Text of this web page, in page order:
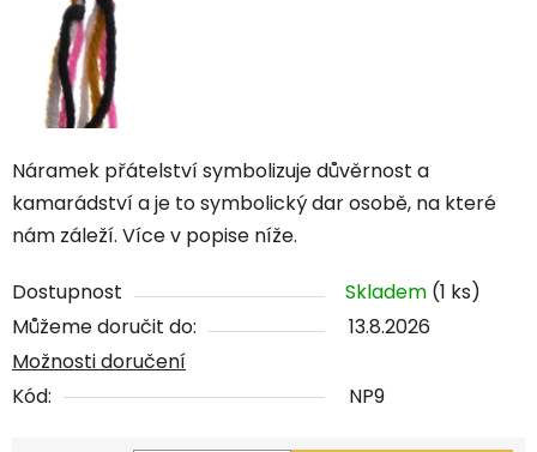
Náramek přátelství symbolizuje důvěrnost a
kamarádství a je to symbolický dar osobě, na které
nám záleží. Více v popise níže.
Dostupnost Skladem (1 ks)
Můžeme doručit do:
13.8.2026
Možnosti doručení
Kód:
NP9